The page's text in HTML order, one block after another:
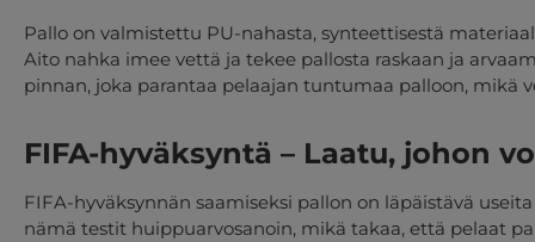
Pallo on valmistettu PU-nahasta, synteettisestä
Aito nahka imee vettä ja tekee pallosta raskaan ja
pinnan, joka parantaa pelaajan tuntumaa palloon, mikä
FIFA-hyväksyntä – Laatu, johon
FIFA-hyväksynnän saamiseksi pallon on läpäistävä
nämä testit huippuarvosanoin, mikä takaa, että pelaat